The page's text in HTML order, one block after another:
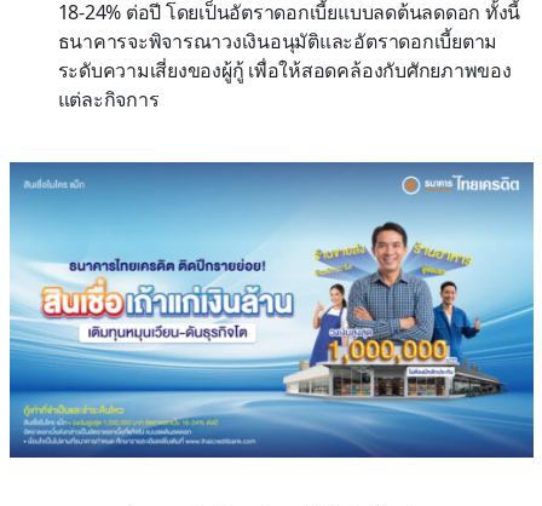
18-24% ต่อปี โดยเป็นอัตราดอกเบี้ยแบบลดต้นลดดอก ทั้งนี้
ธนาคารจะพิจารณาวงเงินอนุมัติและอัตราดอกเบี้ยตาม
ระดับความเสี่ยงของผู้กู้ เพื่อให้สอดคล้องกับศักยภาพของ
แต่ละกิจการ